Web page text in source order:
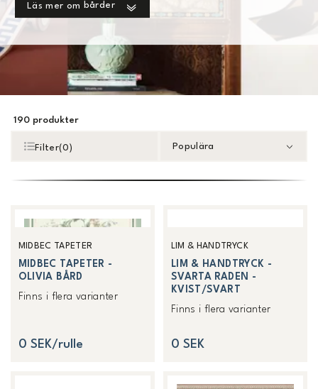
Läs mer om bårder
190 produkter
Filter(0) Populära
MIDBEC TAPETER
MIDBEC TAPETER -
OLIVIA BÅRD
Finns i flera varianter
0 SEK/rulle
LIM & HANDTRYCK
LIM & HANDTRYCK -
SVARTA RADEN -
KVIST/SVART
Finns i flera varianter
0 SEK